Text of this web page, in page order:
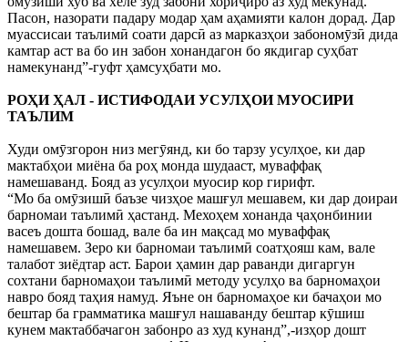
Пасон, назорати падару модар ҳам аҳамияти калон дорад. Дар
муассисаи таълимӣ соати дарсӣ аз марказҳои забономӯзӣ дида
камтар аст ва бо ин забон хонандагон бо якдигар суҳбат
намекунанд”-гуфт ҳамсуҳбати мо.
РОҲИ ҲАЛ - ИСТИФОДАИ УСУЛҲОИ МУОСИРИ
ТАЪЛИМ
Худи омӯзгорон низ мегӯянд, ки бо тарзу усулҳое, ки дар
мактабҳои миёна ба роҳ монда шудааст, муваффақ
намешаванд. Бояд аз усулҳои муосир кор гирифт.
“Мо ба омӯзишӣ баъзе чизҳое машғул мешавем, ки дар доираи
барномаи таълимӣ ҳастанд. Мехоҳем хонанда ҷаҳонбинии
васеъ дошта бошад, вале ба ин мақсад мо муваффақ
намешавем. Зеро ки барномаи таълимӣ соатҳояш кам, вале
талабот зиёдтар аст. Барои ҳамин дар раванди дигаргун
сохтани барномаҳои таълимӣ методу усулҳо ва барномаҳои
навро бояд таҳия намуд. Яъне он барномаҳое ки бачаҳои мо
бештар ба грамматика машғул нашаванду бештар кӯшиш
кунем мактаббачагон забонро аз худ кунанд”,-изҳор дошт